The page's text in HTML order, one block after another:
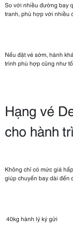
So với nhiều đường bay
tranh, phù hợp với nhiều
Nếu đặt vé sớm, hành
trình phù hợp cũng như
Hạng vé
cho hành
Không chỉ có mức giá
giúp chuyến bay dài đến
40kg hành lý ký gửi